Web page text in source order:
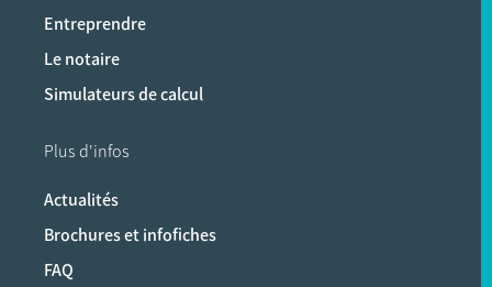
Entreprendre
Le notaire
Simulateurs de calcul
Plus d'infos
Actualités
Brochures et infofiches
FAQ